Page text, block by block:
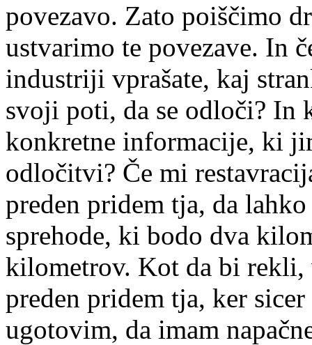
povezavo. Zato poiščimo
ustvarimo te povezave. In
industriji vprašate, kaj
svoji poti, da se odloči? In
konkretne informacije, ki
odločitvi? Če mi
preden pridem tja, da
sprehode, ki bodo dva
kilometrov. Kot da bi rekli,
preden pridem tja, ker
ugotovim, da imam